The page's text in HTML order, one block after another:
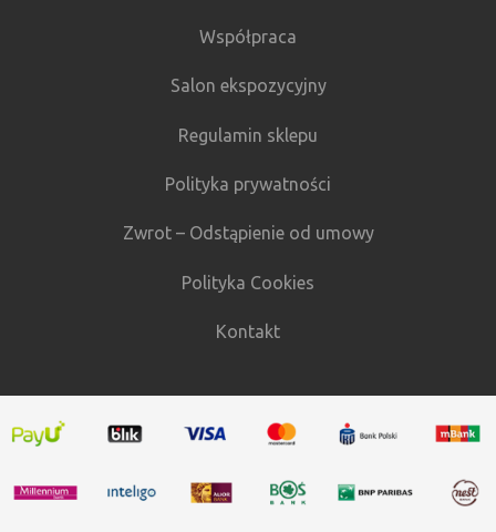
Współpraca
Salon ekspozycyjny
Regulamin sklepu
Polityka prywatności
Zwrot – Odstąpienie od umowy
Polityka Cookies
Kontakt